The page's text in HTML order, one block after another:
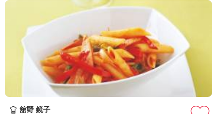
舘野 鏡子